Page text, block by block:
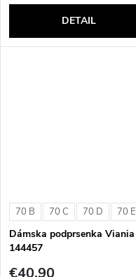
DETAIL
70 B 70 C 70 D 70 E
Dámska podprsenka Viania
144457